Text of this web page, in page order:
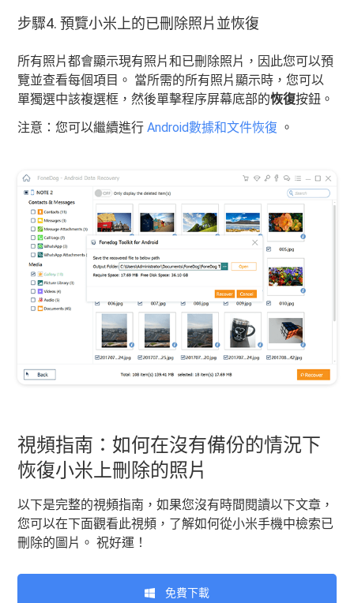
步驟4. 預覽小米上的已刪除照片並恢復
所有照片都會顯示現有照片和已刪除照片，因此您可以預
覽並查看每個項目。 當所需的所有照片顯示時，您可以
單獨選中該複選框，然後單擊程序屏幕底部的恢復按鈕。
注意：您可以繼續進行Android數據和文件恢復 。
視頻指南：如何在沒有備份的情況下
恢復小米上刪除的照片
以下是完整的視頻指南，如果您沒有時間閱讀以下文章，
您可以在下面觀看此視頻，了解如何從小米手機中檢索已
刪除的圖片。 祝好運！
免費下載